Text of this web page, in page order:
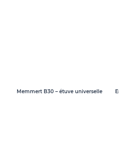
Memmert B30 – étuve universelle